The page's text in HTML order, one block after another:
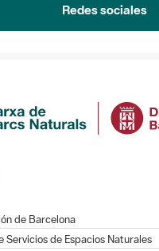
Redes sociales
de Barcelona
Servicios de Espacios Naturales